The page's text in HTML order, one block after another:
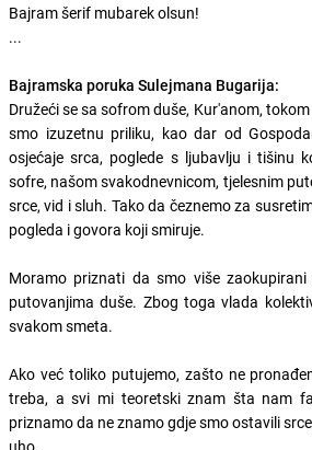
Bajram šerif mubarek olsun!
...
Bajramska poruka Sulejmana Bugarija:
Družeći se sa sofrom duše, Kur'anom,
smo izuzetnu priliku, kao dar od
osjećaje srca, poglede s ljubavlju i tišinu
sofre, našom svakodnevnicom, tjelesnim
srce, vid i sluh. Tako da čeznemo za
pogleda i govora koji smiruje.
Moramo priznati da smo više
putovanjima duše. Zbog toga vlada
svakom smeta.
Ako već toliko putujemo, zašto ne
treba, a svi mi teoretski znam šta nam
priznamo da ne znamo gdje smo ostavili